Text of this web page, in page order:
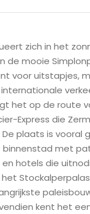
zich in het
de mooie
voor uitstapjes,
het op de route
Express die
plaats is vooral
met
hotels die
kent het